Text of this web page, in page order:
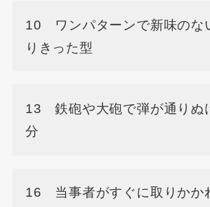
10 ワンパターンで新味のな
りきった型
13 鉄砲や大砲で弾が通りぬ
分
16 当事者がすぐに取りかか